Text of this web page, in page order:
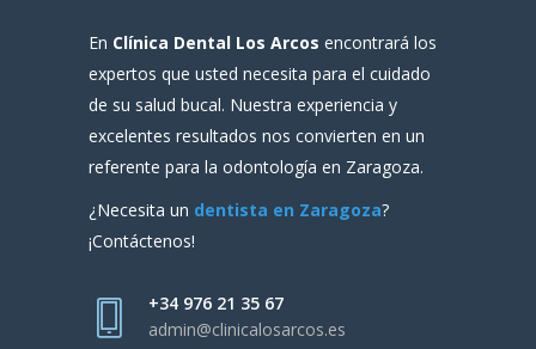
En Clínica Dental Los Arcos encontrará los
expertos que usted necesita para el cuidado
de su salud bucal. Nuestra experiencia y
excelentes resultados nos convierten en un
referente para la odontología en Zaragoza.
¿Necesita un dentista en Zaragoza?
¡Contáctenos!
+34 976 21 35 67
admin@clinicalosarcos.es